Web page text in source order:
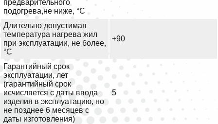
предварительного
подогрева,не ниже, °С
Длительно допустимая
температура нагрева жил
при эксплуатации, не более,
°С
+90
Гарантийный срок
эксплуатации, лет
(гарантийный срок
исчисляется с даты ввода
изделия в эксплуатацию, но
не позднее 6 месяцев с
даты изготовления)
5